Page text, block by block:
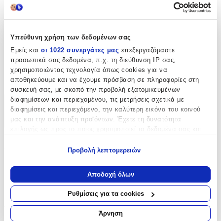
Υπεύθυνη χρήση των δεδομένων σας
Εμείς και οι 1022 συνεργάτες μας επεξεργαζόμαστε
προσωπικά σας δεδομένα, π.χ. τη διεύθυνση IP σας,
χρησιμοποιώντας τεχνολογία όπως cookies για να
αποθηκεύουμε και να έχουμε πρόσβαση σε πληροφορίες στη
συσκευή σας, με σκοπό την προβολή εξατομικευμένων
διαφημίσεων και περιεχομένου, τις μετρήσεις σχετικά με
διαφημίσεις και περιεχόμενο, την καλύτερη εικόνα του κοινού
μας και την ανάπτυξη προϊόντων. Έχετε τη δυνατότητα
Να συλλέξουμε πληροφορίες σχετικά με τη γεωγραφική
σας τοποθεσία, οι οποίες μπορεί να είναι ακριβείς σε
απόσταση μερικών μέτρων
Να αναγνωρίσουμε τη συσκευή σας σαρώνοντας ενεργά
για συγκεκριμένα χαρακτηριστικά (δακτυλικό αποτύπωμα)
Προβολή λεπτομερειών
Αποδοχή όλων
Ρυθμίσεις για τα cookies
Άρνηση
επιδιορθώσεις, κατασκευές ρούχων ή καινούρια projects. Η
στιβαρή κατασκευή του εξασφαλίζει μακροχρόνια χρήση και άψογη
εφαρμογή σε κάθε ραπτική εργασία.
Χαρακτηριστικά
Είδος:
Φερμουάρ
Χαρακτηριστικά
+
Χαρακτηριστικά
Είδος:
Φερμουάρ
Αξιολογήσεις